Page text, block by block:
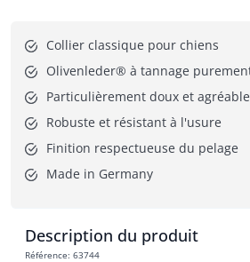
Collier classique pour chiens
Olivenleder® à tannage
Particulièrement doux et
Robuste et résistant à l'usure
Finition respectueuse du pelage
Made in Germany
Description du produit
Référence: 63744